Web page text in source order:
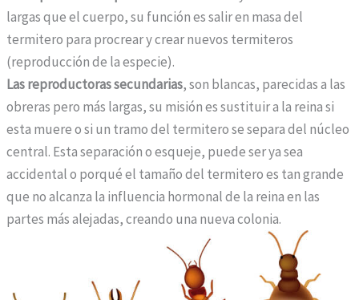
p
a
a
c
o
n
f
í
a
e
n
largas que el cuerpo, su función es salir en masa del
termitero para procrear y crear nuevos termiteros
(reproducción de la especie).
Las reproductoras secundarias, son blancas, parecidas a las
obreras pero más largas, su misión es sustituir a la reina si
esta muere o si un tramo del termitero se separa del núcleo
central. Esta separación o esqueje, puede ser ya sea
accidental o porqué el tamaño del termitero es tan grande
que no alcanza la influencia hormonal de la reina en las
partes más alejadas, creando una nueva colonia.